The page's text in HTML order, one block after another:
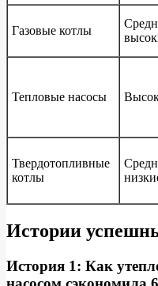
Газовые котлы
Тепловые насосы
Твердотопливные
котлы
Истории
История 1: Как